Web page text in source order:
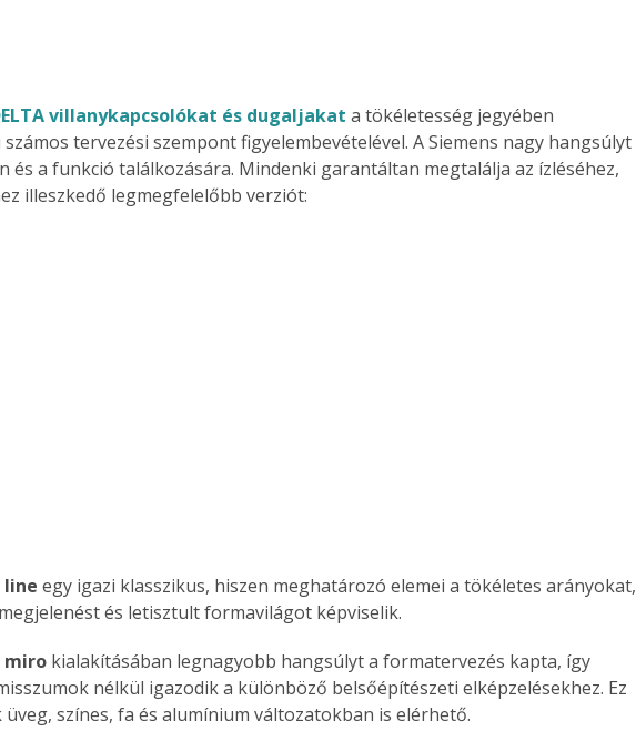
egyedi
vagy
villanykapcsolókat és dugaljakat a tökéletesség jegyében
tervezési szempont figyelembevételével. A Siemens nagy hangsúlyt
és a funkció találkozására. Mindenki garantáltan megtalálja az ízléséhez,
illeszkedő legmegfelelőbb verziót:
line egy igazi klasszikus, hiszen meghatározó elemei a tökéletes arányokat,
és letisztult formavilágot képviselik.
miro kialakításában legnagyobb hangsúlyt a formatervezés kapta, így
nélkül igazodik a különböző belsőépítészeti elképzelésekhez. Ez
üveg, színes, fa és alumínium változatokban is elérhető.